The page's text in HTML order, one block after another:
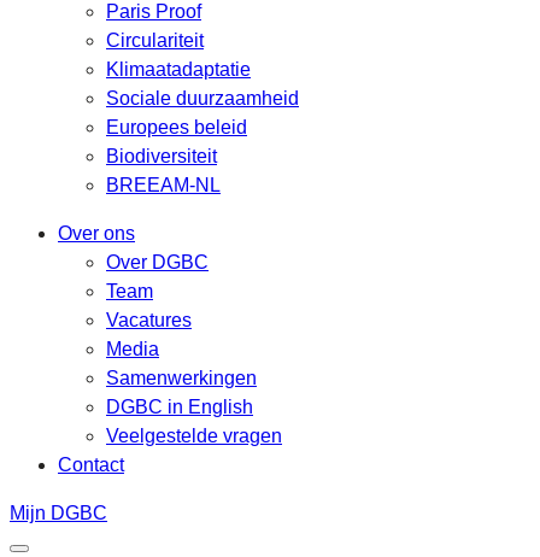
Paris Proof
Circulariteit
Klimaatadaptatie
Sociale duurzaamheid
Europees beleid
Biodiversiteit
BREEAM-NL
Over ons
Over DGBC
Team
Vacatures
Media
Samenwerkingen
DGBC in English
Veelgestelde vragen
Contact
Mijn DGBC